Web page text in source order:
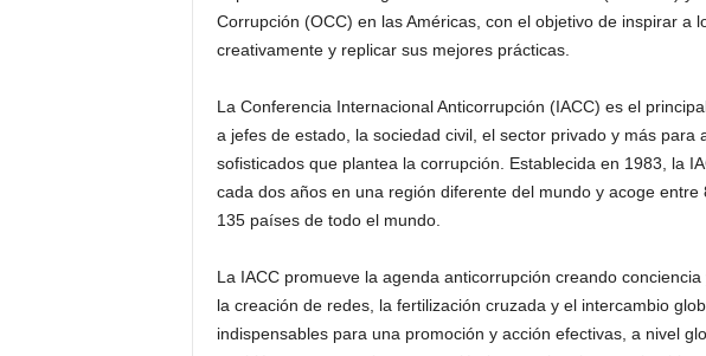
Corrupción (OCC) en las Américas, con el objetivo de inspirar a
creativamente y replicar sus mejores prácticas.
La Conferencia Internacional Anticorrupción (IACC) es el
a jefes de estado, la sociedad civil, el sector privado y más para
sofisticados que plantea la corrupción. Establecida en 1983, la
cada dos años en una región diferente del mundo y acoge
135 países de todo el mundo.
La IACC promueve la agenda anticorrupción creando
la creación de redes, la fertilización cruzada y el intercambio
indispensables para una promoción y acción efectivas, a nivel